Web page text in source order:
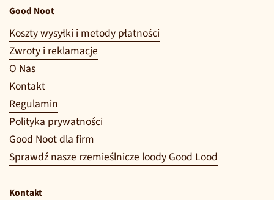
Good Noot
Koszty wysyłki i metody płatności
Zwroty i reklamacje
O Nas
Kontakt
Regulamin
Polityka prywatności
Good Noot dla firm
Sprawdź nasze rzemieślnicze loody Good Lood
Kontakt